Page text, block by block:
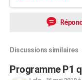
Discussions similaires
Programme P1